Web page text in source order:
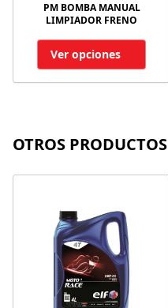
PM BOMBA MANUAL
LIMPIADOR FRENO
Ver opciones
OTROS PRODUCTOS